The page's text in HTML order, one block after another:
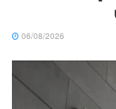
06/08/2026